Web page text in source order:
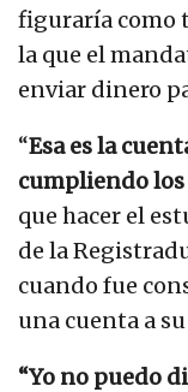
figuraría como
la que el
enviar dinero
“Esa es la
cumpliendo
que hacer el
de la
cuando fue
una cuenta a
“Yo no puedo